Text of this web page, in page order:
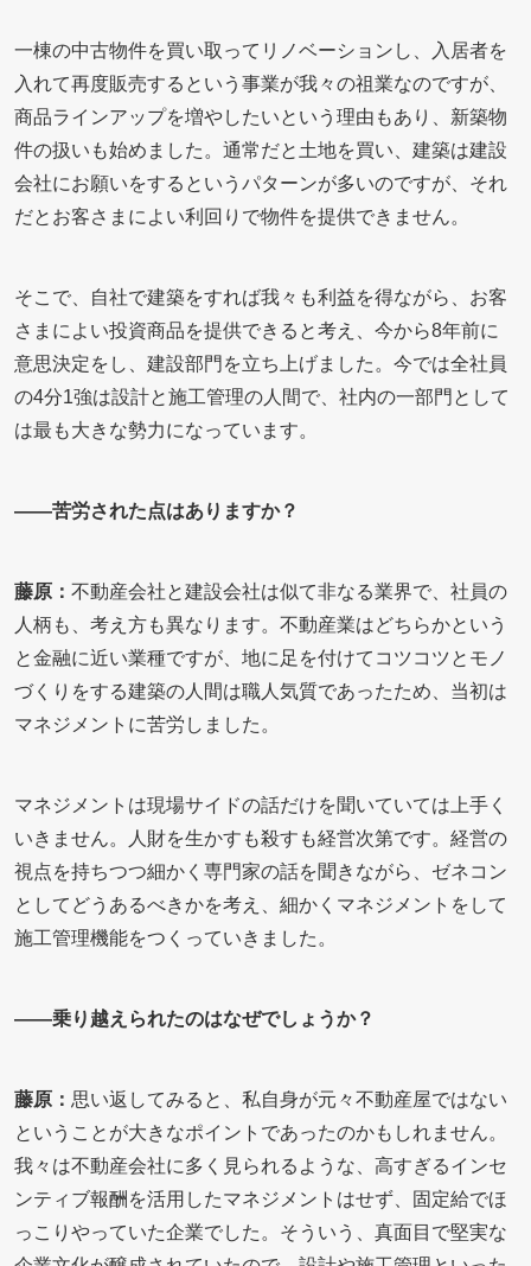
一棟の中古物件を買い取ってリノベーションし、入居者を
入れて再度販売するという事業が我々の祖業なのですが、
商品ラインアップを増やしたいという理由もあり、新築物
件の扱いも始めました。通常だと土地を買い、建築は建設
会社にお願いをするというパターンが多いのですが、それ
だとお客さまによい利回りで物件を提供できません。
そこで、自社で建築をすれば我々も利益を得ながら、お客
さまによい投資商品を提供できると考え、今から8年前に
意思決定をし、建設部門を立ち上げました。今では全社員
の4分1強は設計と施工管理の人間で、社内の一部門として
は最も大きな勢力になっています。
――苦労された点はありますか？
藤原： 不動産会社と建設会社は似て非なる業界で、社員の
人柄も、考え方も異なります。不動産業はどちらかという
と金融に近い業種ですが、地に足を付けてコツコツとモノ
づくりをする建築の人間は職人気質であったため、当初は
マネジメントに苦労しました。
マネジメントは現場サイドの話だけを聞いていては上手く
いきません。人財を生かすも殺すも経営次第です。経営の
視点を持ちつつ細かく専門家の話を聞きながら、ゼネコン
としてどうあるべきかを考え、細かくマネジメントをして
施工管理機能をつくっていきました。
――乗り越えられたのはなぜでしょうか？
藤原： 思い返してみると、私自身が元々不動産屋ではない
ということが大きなポイントであったのかもしれません。
我々は不動産会社に多く見られるような、高すぎるインセ
ンティブ報酬を活用したマネジメントはせず、固定給でほ
っこりやっていた企業でした。そういう、真面目で堅実な